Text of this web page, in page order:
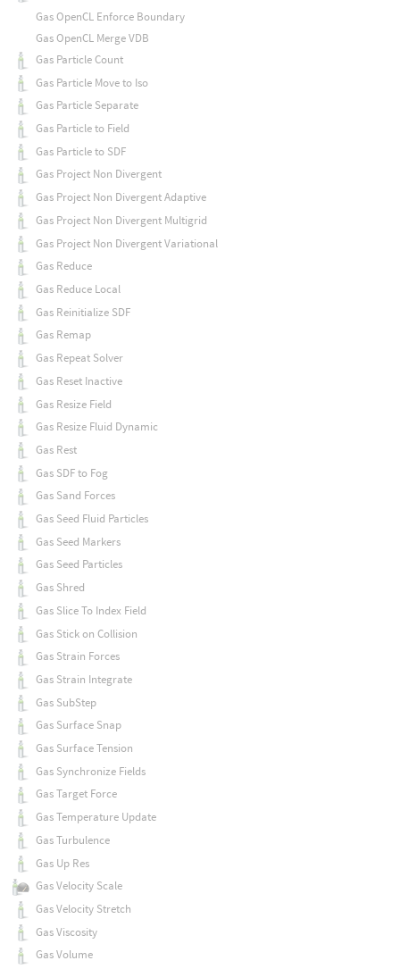
Gas OpenCL Enforce Boundary
Gas OpenCL Merge VDB
Gas Particle Count
Gas Particle Move to Iso
Gas Particle Separate
Gas Particle to Field
Gas Particle to SDF
Gas Project Non Divergent
Gas Project Non Divergent Adaptive
Gas Project Non Divergent Multigrid
Gas Project Non Divergent Variational
Gas Reduce
Gas Reduce Local
Gas Reinitialize SDF
Gas Remap
Gas Repeat Solver
Gas Reset Inactive
Gas Resize Field
Gas Resize Fluid Dynamic
Gas Rest
Gas SDF to Fog
Gas Sand Forces
Gas Seed Fluid Particles
Gas Seed Markers
Gas Seed Particles
Gas Shred
Gas Slice To Index Field
Gas Stick on Collision
Gas Strain Forces
Gas Strain Integrate
Gas SubStep
Gas Surface Snap
Gas Surface Tension
Gas Synchronize Fields
Gas Target Force
Gas Temperature Update
Gas Turbulence
Gas Up Res
Gas Velocity Scale
Gas Velocity Stretch
Gas Viscosity
Gas Volume